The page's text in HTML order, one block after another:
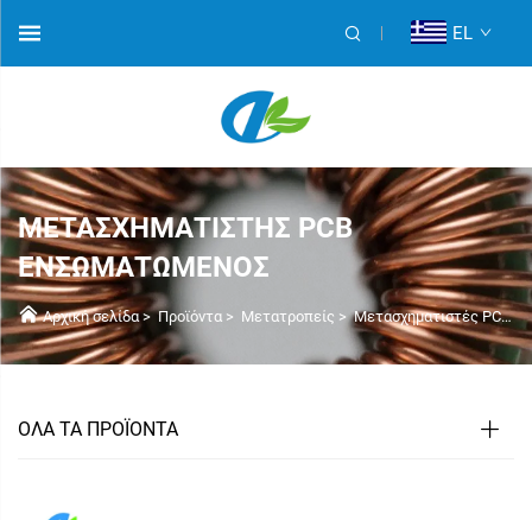
EL
ΜΕΤΑΣΧΗΜΑΤΙΣΤΉΣ PCB
ΕΝΣΩΜΑΤΩΜΈΝΟΣ
Αρχική σελίδα>Προϊόντα > Μετατροπείς >Μετασχηματιστές PCB >
ΟΛΑ ΤΑ ΠΡΟΪΟΝΤΑ